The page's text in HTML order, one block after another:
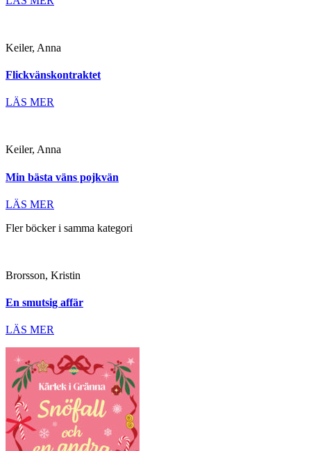
Keiler, Anna
Flickvänskontraktet
LÄS MER
Keiler, Anna
Min bästa väns pojkvän
LÄS MER
Fler böcker i samma kategori
Brorsson, Kristin
En smutsig affär
LÄS MER